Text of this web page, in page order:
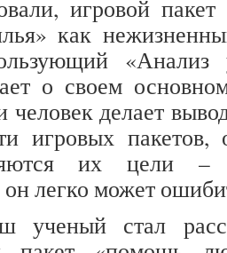
игровой
как
о своем
человек делает
игровых пакетов,
их цели –
легко может
стал